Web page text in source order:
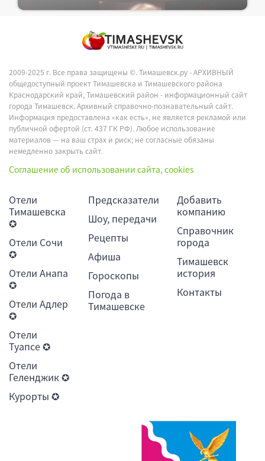
2009-2025 г. Все права защищены ©.Тимашевск.ру - АРХИВНЫЙ
общедоступный проект Тимашевска и Тимашевского района
Краснодарский край, Тимашевский район - информационный сайт
города Тимашевск. Архивный справочно-познавательный сайт.
Информация предоставлена «как есть», не является рекламой или
публичной офертой (ст. 437 ГК РФ). Любое использование
материалов — на ваш страх и риск; не согласные обязаны
немедленно закрыть сайт.
Соглашение об использовании сайта, cookies
Отели
Тимашевска
✪
Отели Сочи
✪
Отели Анапа
✪
Отели Адлер
✪
Отели
Туапсе ✪
Отели
Геленджик ✪
Курорты ✪
Предсказатели
Шоу, передачи
Рецепты
Афиша
Гороскопы
Погода в
Тимашевске
Добавить
компанию
Справочник
города
Тимашевск
история
Контакты